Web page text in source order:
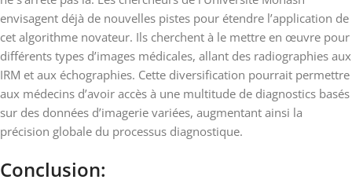
envisagent déjà de nouvelles pistes pour étendre l’application de
cet algorithme novateur. Ils cherchent à le mettre en œuvre pour
différents types d’images médicales, allant des radiographies aux
IRM et aux échographies. Cette diversification pourrait permettre
aux médecins d’avoir accès à une multitude de diagnostics basés
sur des données d’imagerie variées, augmentant ainsi la
précision globale du processus diagnostique.
Conclusion: